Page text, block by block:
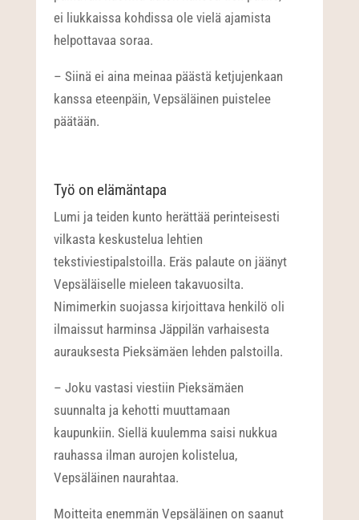
ei liukkaissa kohdissa ole vielä ajamista
helpottavaa soraa.
– Siinä ei aina meinaa päästä ketjujenkaan
kanssa eteenpäin, Vepsäläinen puistelee
päätään.
Työ on elämäntapa
Lumi ja teiden kunto herättää perinteisesti
vilkasta keskustelua lehtien
tekstiviestipalstoilla. Eräs palaute on jäänyt
Vepsäläiselle mieleen takavuosilta.
Nimimerkin suojassa kirjoittava henkilö oli
ilmaissut harminsa Jäppilän varhaisesta
aurauksesta Pieksämäen lehden palstoilla.
– Joku vastasi viestiin Pieksämäen
suunnalta ja kehotti muuttamaan
kaupunkiin. Siellä kuulemma saisi nukkua
rauhassa ilman aurojen kolistelua,
Vepsäläinen naurahtaa.
Moitteita enemmän Vepsäläinen on saanut